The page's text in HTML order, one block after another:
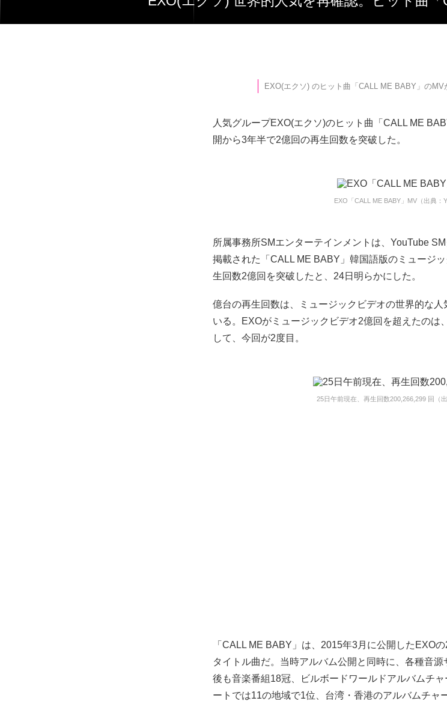
EXO(エクソ) のヒット曲「CALL ME BABY」のMV
人気グループEXO(エクソ)のヒット曲「CALL ME
開から3年半で2億回の再生回数を突破した。
EXO「CALL ME BABY」MV（出典：
所属事務所SMエンターテインメントは、YouTube
掲載された「CALL ME BABY」韓国語版のミュージ
生回数2億回を突破したと、24日明らかにした。
億台の再生回数は、ミュージックビデオの世界的な
いる。EXOがミュージックビデオ2億回を超えたのは
して、今回が2度目。
25日午前現在、再生回数200,266,299 回（出
「CALL ME BABY」は、2015年3月に公開したEXO
タイトル曲だ。当時アルバム公開と同時に、各種音
後も音楽番組18冠、ビルボードワールドアルバムチ
ートでは11の地域で1位、台湾・香港のアルバムチャ